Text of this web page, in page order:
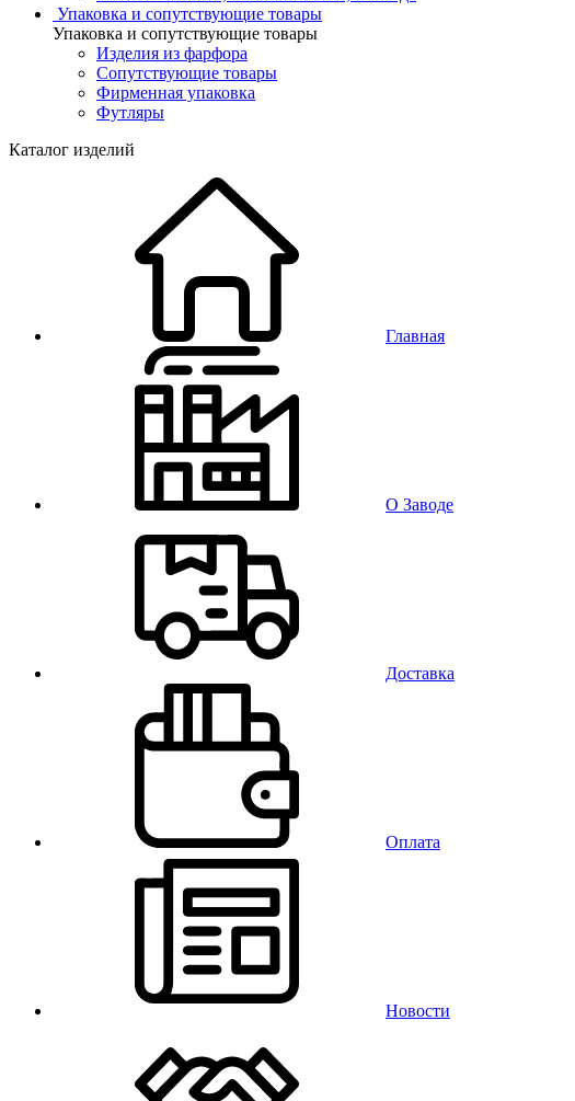
Упаковка и сопутствующие товары
Упаковка и сопутствующие товары
Изделия из фарфора
Сопутствующие товары
Фирменная упаковка
Футляры
Каталог изделий
Главная
О Заводе
Доставка
Оплата
Новости